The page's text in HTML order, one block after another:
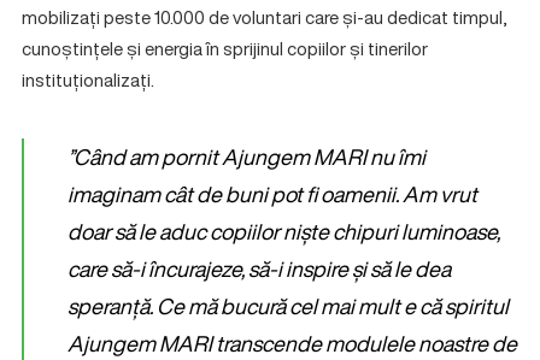
mobilizați peste 10.000 de voluntari care și-au dedicat timpul,
cunoștințele și energia în sprijinul copiilor și tinerilor
instituționalizați.
”Când am pornit Ajungem MARI nu îmi
imaginam cât de buni pot fi oamenii. Am vrut
doar să le aduc copiilor niște chipuri luminoase,
care să-i încurajeze, să-i inspire și să le dea
speranță. Ce mă bucură cel mai mult e că spiritul
Ajungem MARI transcende modulele noastre de